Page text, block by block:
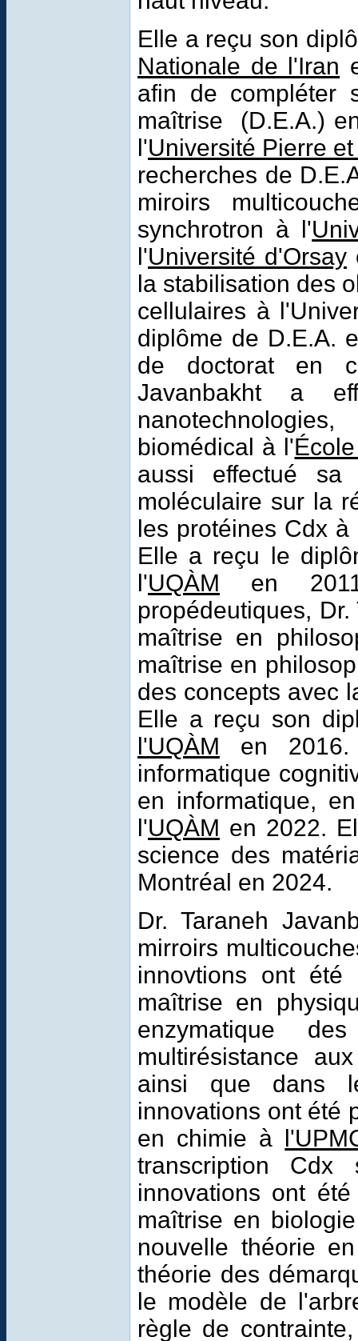
Elle a reçu son
Nationale de l'Iran
afin de compléter
maîtrise (D.E.A.)
l'Université Pierre
recherches de
miroirs
synchrotron à l'
l'Université d'Orsay
la stabilisation des
cellulaires à
diplôme de D.E.A.
de doctorat en
Javanbakht a
biomédical à l'
aussi effectué
moléculaire sur la
les protéines Cdx à
Elle a reçu le
l'UQÀM en
propédeutiques,
maîtrise en
maîtrise en
des concepts avec
Elle a reçu son
l'UQÀM en
informatique
en informatique,
l'UQÀM en 2022.
science des
Montréal en 2024.
Dr. Taraneh
mirroirs
innovtions ont été
maîtrise en
enzymatique
multirésistance
ainsi que dans
innovations ont été
en chimie à
transcription
innovations ont
maîtrise en
nouvelle théorie
théorie des
le modèle de
règle de